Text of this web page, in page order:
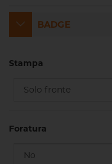
BADGE
Stampa
Foratura